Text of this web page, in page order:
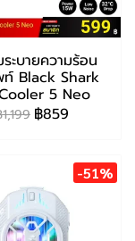
ะบายความร้อน
ท์ Black Shark
5 Neo
฿859
-51%